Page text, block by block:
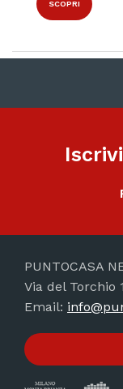
SCOPRI
PUNTOCASA
Via del Torchio
Email: